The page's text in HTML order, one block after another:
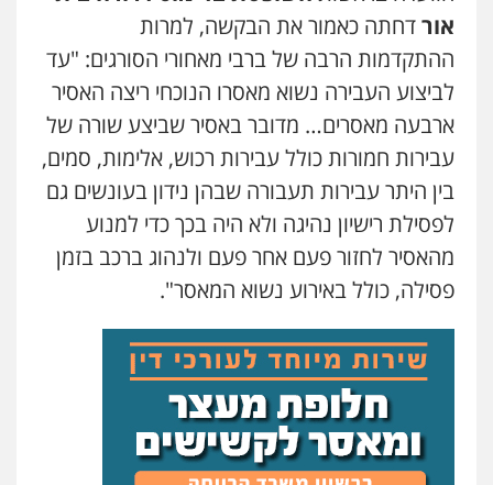
עו"ד אלון ארז
פלילי צבאי סמים אלימות במשפחה צווארון
לבן
0507368203
שחר לדובסקי, עו"ד
דין לענייני אסירים
0507913332
גיא זהבי משרד עורכי דין
503456449
עו"ד איהאב ג'לג'ולי
פלילי מעצרים וחקירות עורכי דין לענייני
אסירים
0505216700
אורדחתה כאמור את הבקשה, למרות
ההתקדמות הרבה של ברבי מאחורי הסורגים: "עד
לביצוע העבירה נשוא מאסרו הנוכחי ריצה האסיר
ארבעה מאסרים… מדובר באסיר שביצע שורה של
עבירות חמורות כולל עבירות רכוש, אלימות, סמים,
בין היתר עבירות תעבורה שבהן נידון בעונשים גם
לפסילת רישיון נהיגה ולא היה בכך כדי למנוע
מהאסיר לחזור פעם אחר פעם ולנהוג ברכב בזמן
פסילה, כולל באירוע נשוא המאסר".